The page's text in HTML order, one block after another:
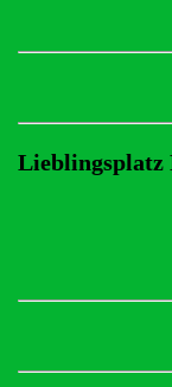
Lieblingsplatz